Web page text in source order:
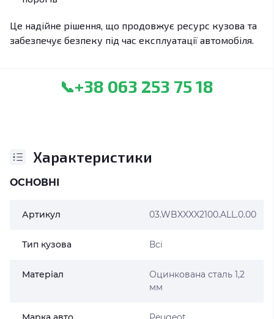
Це надійне рішення, що продовжує ресурс кузова та
забезпечує безпеку під час експлуатації автомобіля.
📞+38 063 253 75 18
Характеристики
ОСНОВНІ
Артикул 03.WBXXXX2100.ALL.0.00
Тип кузова Всі
Матеріал
Оцинкована сталь 1,2
мм